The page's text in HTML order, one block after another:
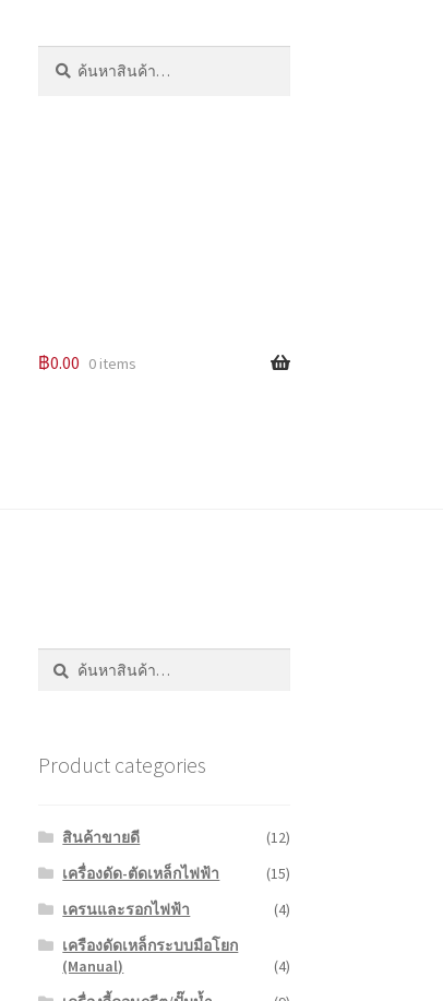
฿0.00 0 items
ค้นหา:
ค้นหา
Product categories
สินค้าขายดี
(12)
เครื่องดัด-ตัดเหล็กไฟฟ้า
(15)
เครนและรอกไฟฟ้า
(4)
เครืองดัดเหล็กระบบมือโยก
(Manual)
(4)